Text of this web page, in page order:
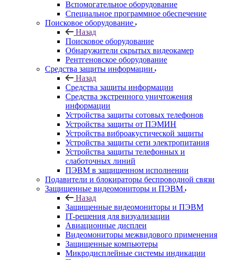
Вспомогательное оборудование
Специальное программное обеспечение
Поисковое оборудование
Назад
Поисковое оборудование
Обнаружители скрытых видеокамер
Рентгеновское оборудование
Средства защиты информации
Назад
Средства защиты информации
Средства экстренного уничтожения
информации
Устройства защиты сотовых телефонов
Устройства защиты от ПЭМИН
Устройства виброакустической защиты
Устройства защиты сети электропитания
Устройства защиты телефонных и
слаботочных линий
ПЭВМ в защищенном исполнении
Подавители и блокираторы беспроводной связи
Защищенные видеомониторы и ПЭВМ
Назад
Защищенные видеомониторы и ПЭВМ
IT-решения для визуализации
Авиационные дисплеи
Видеомониторы межвидового применения
Защищенные компьютеры
Микродисплейные системы индикации